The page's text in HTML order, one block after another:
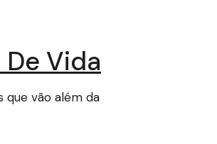
Vida
que vão além da